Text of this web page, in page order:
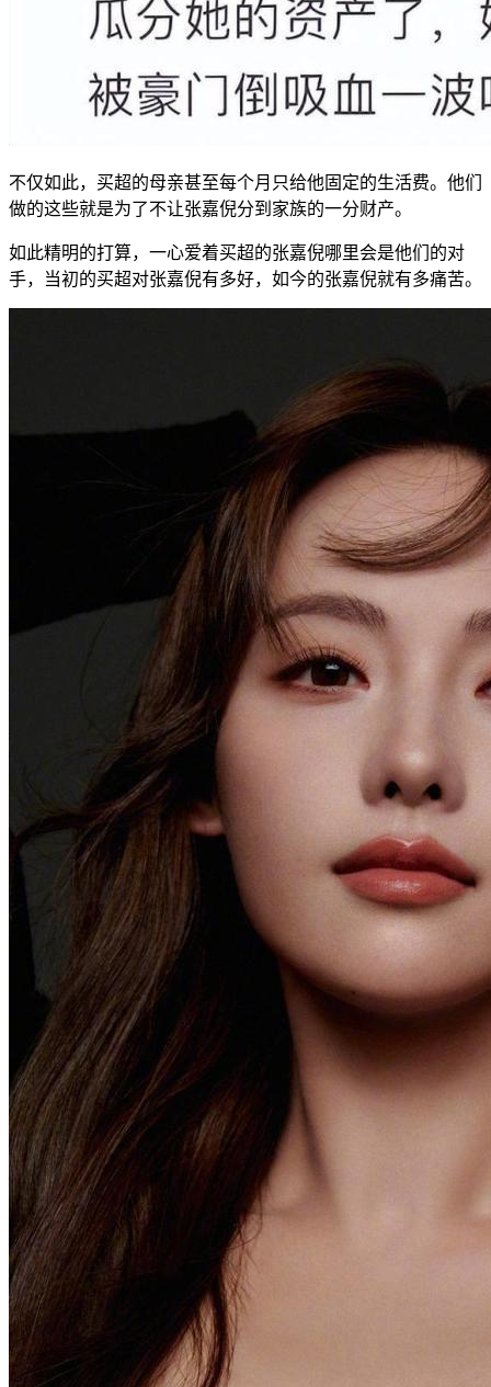
不仅如此，买超的母亲甚至每个月只给他固定的生活费。他们
做的这些就是为了不让张嘉倪分到家族的一分财产。
如此精明的打算，一心爱着买超的张嘉倪哪里会是他们的对
手，当初的买超对张嘉倪有多好，如今的张嘉倪就有多痛苦。